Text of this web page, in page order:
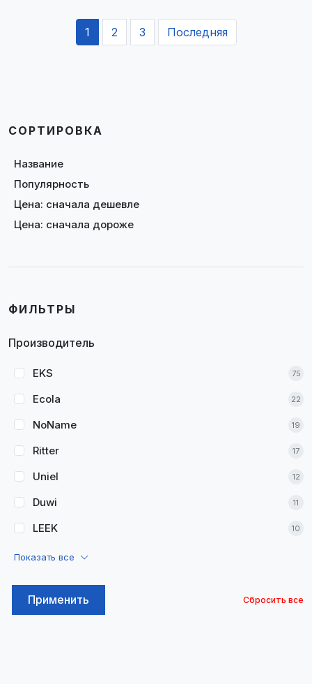
1 2 3 Последняя
СОРТИРОВКА
Название
Популярность
Цена: сначала дешевле
Цена: сначала дороже
ФИЛЬТРЫ
Производитель
EKS 75
Ecola 22
NoName 19
Ritter 17
Uniel 12
Duwi 11
LEEK 10
Показать все
Применить Сбросить все